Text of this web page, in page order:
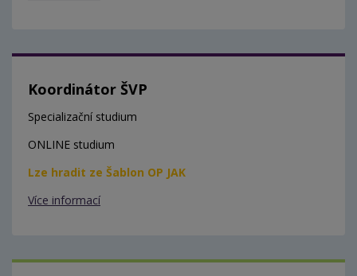
Koordinátor ŠVP
Specializační studium
ONLINE studium
Lze hradit ze Šablon OP JAK
Více informací